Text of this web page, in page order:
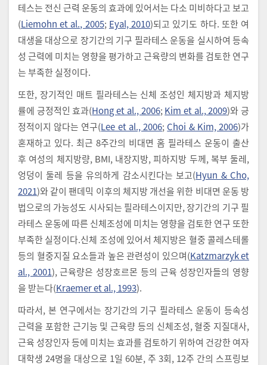
테스는 전신 근력 운동의 효과에 있어서는 다소 미비하다고 보고
(Liemohn et al., 2005; Eyal, 2010)되고 있기도 하다. 또한 여
대생을 대상으로 장기간의 기구 필라테스 운동을 실시하여 등속
성 근력에 미치는 영향을 평가하고 근육량의 변화를 검토한 연구
는 부족한 실정이다.
또한, 장기적인 매트 필라테스는 신체 조성인 체지방과 체지방
률에 긍정적인 효과(Hong et al., 2006; Kim et al., 2009)와 긍
정적이지 않다는 연구(Lee et al., 2006; Choi & Kim, 2006)가
혼재하고 있다. 최근 8주간의 비대면 홈 필라테스 운동이 출산
후 여성의 체지방량, BMI, 내장지방, 피하지방 두께, 복부 둘레,
엉덩이 둘레 등을 유의하게 감소시킨다는 보고(Hyun & Cho,
2021)와 같이 팬데믹 이후의 체지방 개선을 위한 비대면 운동 방
법으로의 가능성도 시사되는 필라테스이지만, 장기간의 기구 필
라테스 운동에 따른 신체조성에 미치는 영향을 검토한 연구 또한
부족한 실정이다.신체 조성에 있어서 체지방은 혈중 콜레스테롤
등의 혈중지질 요소들과 높은 관련성이 있으며(Katzmarzyk et
al., 2001), 근육량은 성장호르몬 등의 근육 성장인자들의 영향
을 받는다(Kraemer et al., 1993).
따라서, 본 연구에서는 장기간의 기구 필라테스 운동이 등속성
근력을 포함한 근기능 및 근육량 등의 신체조성, 혈중 지질대사,
근육 성장인자 등에 미치는 효과를 검토하기 위하여 건강한 여자
대학생 24명을 대상으로 1일 60분, 주 3회, 12주 간의 스프링보